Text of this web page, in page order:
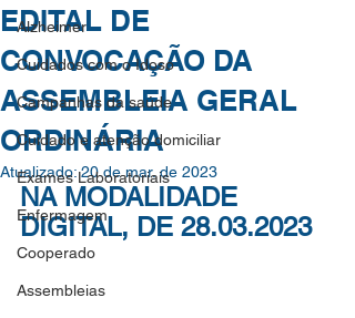
Alzheimer
Cuidados com o Idoso
Campanhas da saúde
Cuidado e atenção domiciliar
Exames Laboratoriais
Enfermagem
Cooperado
Assembleias
EDITAL DE
CONVOCAÇÃO DA
ASSEMBLEIA GERAL
ORDINÁRIA
Atualizado:20 de mar. de 2023
NA MODALIDADE
DIGITAL, DE 28.03.2023